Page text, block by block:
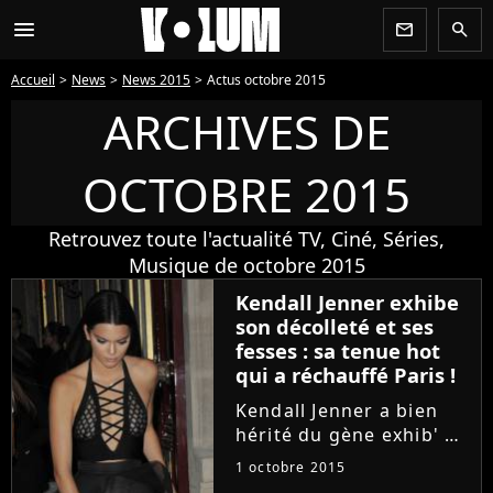
menu newsletter search
Accueil News News 2015 Actus octobre 2015
ARCHIVES DE
OCTOBRE 2015
Retrouvez toute l'actualité TV, Ciné, Séries,
Musique de octobre 2015
Kendall Jenner exhibe
son décolleté et ses
fesses : sa tenue hot
qui a réchauffé Paris !
Kendall Jenner a bien
hérité du gène exhib' du
clan Kardashian. Ce
1 octobre 2015